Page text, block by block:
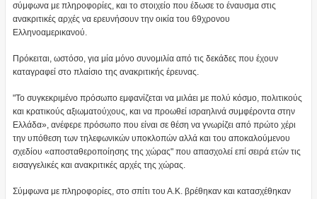
σύμφωνα με πληροφορίες, και το στοιχείο που έδωσε το έναυσμα στις
ανακριτικές αρχές να ερευνήσουν την οικία του 69χρονου
Ελληνοαμερικανού.
Πρόκειται, ωστόσο, για μία μόνο συνομιλία από τις δεκάδες που έχουν
καταγραφεί στο πλαίσιο της ανακριτικής έρευνας.
"Το συγκεκριμένο πρόσωπο εμφανίζεται να μιλάει με πολύ κόσμο, πολιτικούς
και κρατικούς αξιωματούχους, και να προωθεί ισραηλινά συμφέροντα στην
Ελλάδα», ανέφερε πρόσωπο που είναι σε θέση να γνωρίζει από πρώτο χέρι
την υπόθεση των τηλεφωνικών υποκλοπών αλλά και του αποκαλούμενου
σχεδίου «αποσταθεροποίησης της χώρας" που απασχολεί επί σειρά ετών τις
εισαγγελικές και ανακριτικές αρχές της χώρας.
Σύμφωνα με πληροφορίες, στο σπίτι του Α.Κ. βρέθηκαν και κατασχέθηκαν